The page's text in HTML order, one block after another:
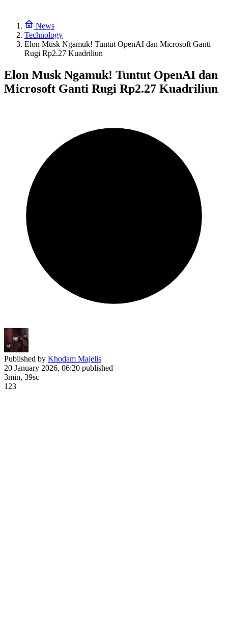
News
Technology
Elon Musk Ngamuk! Tuntut OpenAI dan Microsoft Ganti
Rugi Rp2.27 Kuadriliun
Elon Musk Ngamuk! Tuntut OpenAI dan
Microsoft Ganti Rugi Rp2.27 Kuadriliun
Published by Khodam Majelis
20 January 2026, 06:20 published
3min, 39sc
123